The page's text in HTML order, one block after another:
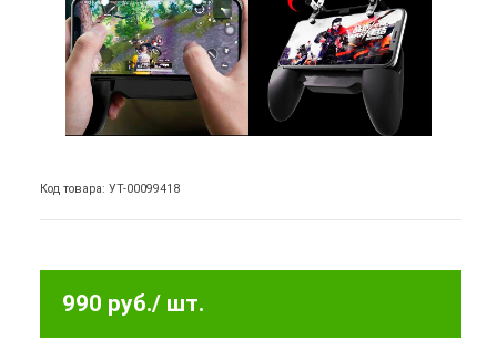
Код товара: УТ-00099418
990 руб./ шт.